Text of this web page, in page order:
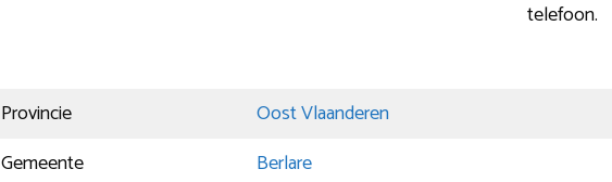
telefoon.
Provincie
Oost Vlaanderen
Gemeente
Berlare